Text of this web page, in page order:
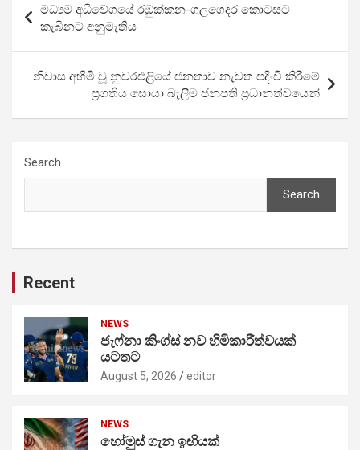
navigation
මධ්‍යම අධිවේගයේ රඹුක්කන-ගලගෙදර කොටසට
කැබිනට් අනුමැතිය
නිවාස අහිමි වූ නුවරඑළියේ ජනතාව නැවත පදිංචි කිරීමේ
ප්‍රගතිය සොයා බැලීම ජනපති ප්‍රධානත්වයෙන්
Search
Search
Recent
NEWS
ජැෆ්නා කිංග්ස් නව හිමිකාරීත්වයක්
යටතට
August 5, 2026 editor
NEWS
හෝමුස් ගැන ඉඟියක්